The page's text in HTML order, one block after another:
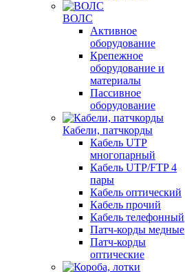
ВОЛС
Активное
оборудование
Крепежное
оборудование и
материалы
Пассивное
оборудование
Кабели, патчкорды
Кабель UTP
многопарный
Кабель UTP/FTP 4
пары
Кабель оптический
Кабель прочий
Кабель телефонный
Патч-корды медные
Патч-корды
оптические